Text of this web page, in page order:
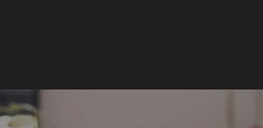
Home Over Lisette